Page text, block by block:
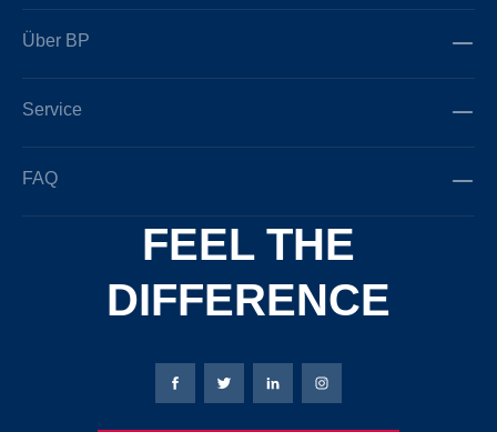
Über BP
Service
FAQ
FEEL THE
DIFFERENCE
Bierbaum-Proenen Facebook-Seite
Bierbaum-Proenen Twitter Seite
Bierbaum-Proenen LinkedIn
Bierbaum-Proenen